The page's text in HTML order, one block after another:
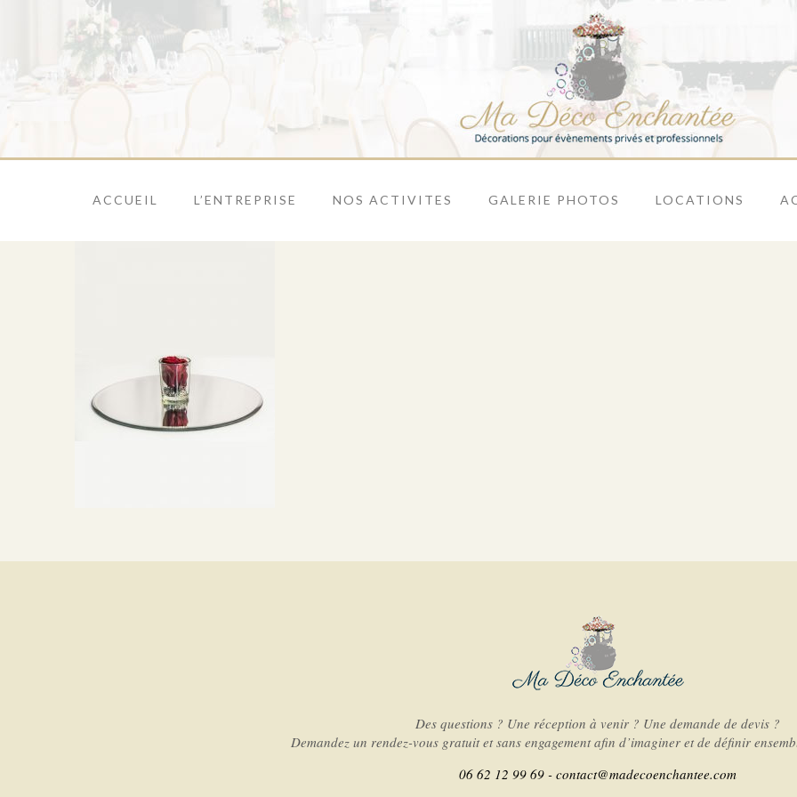
ACCUEIL L’ENTREPRISE NOS ACTIVITES GALERIE PHOTOS LOCATIONS
Des questions ? Une réception à venir ? Une demande de devis ?
Demandez un rendez-vous gratuit et sans engagement afin d’imaginer et de définir
06 62 12 99 69 - contact@madecoenchantee.com